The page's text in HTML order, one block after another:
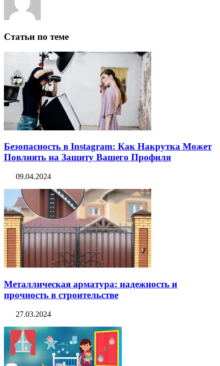
Статьи по теме
Безопасность в Instagram: Как Накрутка Может
Повлиять на Защиту Вашего Профиля
09.04.2024
Металлическая арматура: надежность и
прочность в строительстве
27.03.2024